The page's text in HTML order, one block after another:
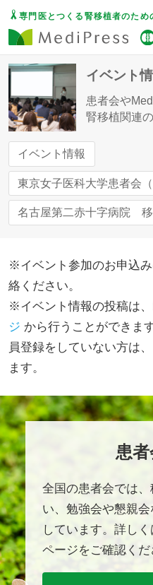
専門医とつくる腎移植者のため
イベント
患者会や
腎移植関連
イベント情報
東京女子医科大学患者会（
名古屋第二赤十字病院
※イベント参加のお申込
絡ください。
※イベント情報の投稿は
ジ から行うことができま
員登録をしていない方は、
ます。
患
全国の患者会では
い、勉強会や懇親
しています。詳し
ページをご確認くだ